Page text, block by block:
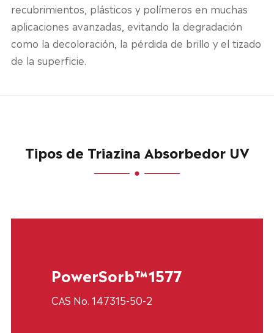
recubrimientos, plásticos y polímeros en muchas
aplicaciones avanzadas, evitando la degradación
como la decoloración, la pérdida de brillo y el tizado
de la superficie.
Tipos de Triazina Absorbedor UV
PowerSorb™1577
CAS No. 147315-50-2